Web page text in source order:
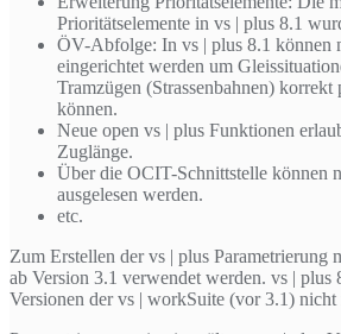
Prioritätselemente in vs | plus 8.1
ÖV-Abfolge: In vs | plus 8.1 können
eingerichtet werden um
Tramzügen (Strassenbahnen) korrekt
können.
Neue open vs | plus Funktionen
Zuglänge.
Über die OCIT-Schnittstelle können
ausgelesen werden.
etc.
Zum Erstellen der vs | plus Parametrierung
ab Version 3.1 verwendet werden. vs | plus
Versionen der vs | workSuite (vor 3.1) nicht